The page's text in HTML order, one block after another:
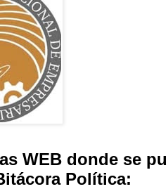
WEB donde se
Política: